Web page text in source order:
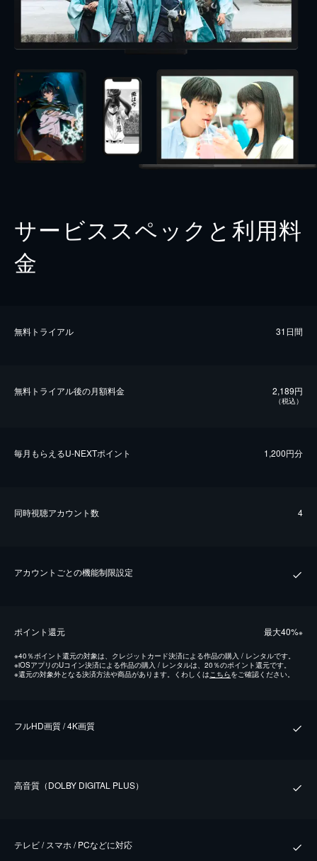
サービススペックと利用料
金
無料トライアル 31日間
無料トライアル後の⽉額料金 2,189円
（税込）
毎⽉もらえるU-NEXTポイント 1,200円分
同時視聴アカウント数 4
アカウントごとの機能制限設定
ポイント還元 最⼤40%※
※40％ポイント還元の対象は、クレジットカード決済による作品の購入 / レンタルです。
※iOSアプリのUコイン決済による作品の購入 / レンタルは、20％のポイント還元です。
※還元の対象外となる決済方法や商品があります。くわしくはこちらをご確認ください。
フルHD画質 / 4K画質
⾼⾳質（DOLBY DIGITAL PLUS）
テレビ / スマホ / PCなどに対応